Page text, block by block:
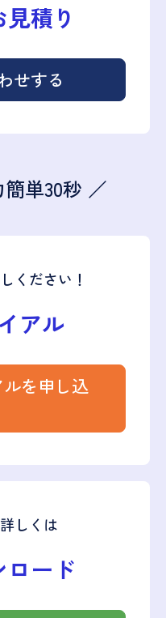
積り
せする
単30秒 ／
ください！
アル
を申し込
しくは
ロード